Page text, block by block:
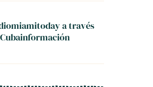
a través